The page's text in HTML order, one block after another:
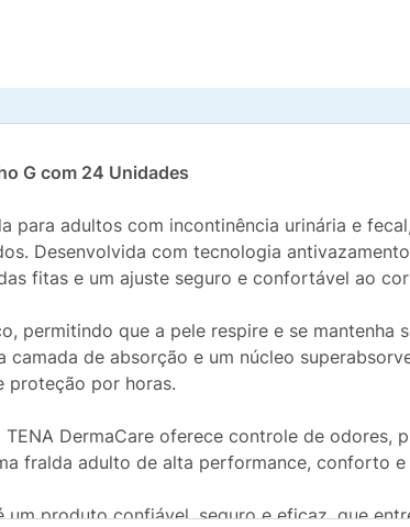
G com 24 Unidades
para adultos com incontinência urinária e
Desenvolvida com tecnologia
fitas e um ajuste seguro e confortável ao
permitindo que a pele respire e se
de absorção e um núcleo
proteção por horas.
DermaCare oferece controle de odores,
fralda adulto de alta performance, conforto
produto confiável, seguro e eficaz, que